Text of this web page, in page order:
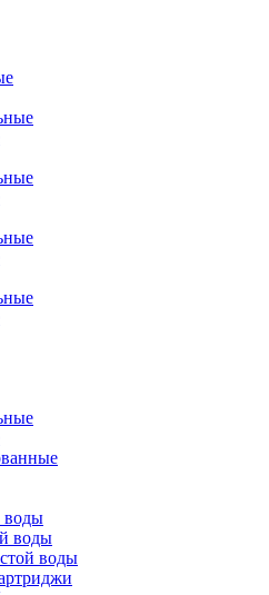
воды
воды
воды